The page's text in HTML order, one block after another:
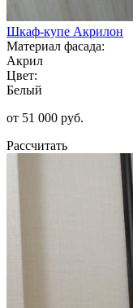
Шкаф-купе Акрилон
Материал фасада:
Акрил
Цвет:
Белый
от 51 000 руб.
Рассчитать